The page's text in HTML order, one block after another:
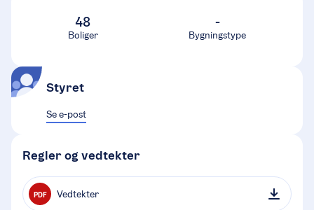
48
Boliger
-
Bygningstype
Styret
Se e-post
Regler og vedtekter
PDF Vedtekter